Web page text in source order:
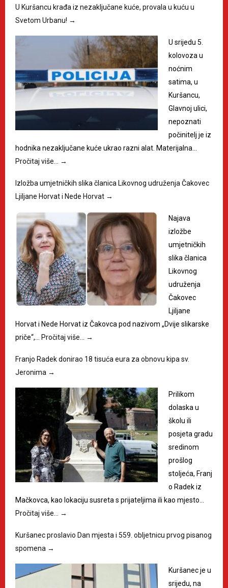
U Kuršancu krađa iz nezaključane kuće, provala u kuću u
Svetom Urbanu! →
U srijedu 5.
kolovoza u
noćnim
satima, u
Kuršancu,
Glavnoj ulici,
nepoznati
počinitelj je iz
hodnika nezaključane kuće ukrao razni alat. Materijalna…
Pročitaj više…
→
Izložba umjetničkih slika članica Likovnog udruženja Čakovec
Ljiljane Horvat i Nede Horvat →
Najava
izložbe
umjetničkih
slika članica
Likovnog
udruženja
Čakovec
Ljiljane
Horvat i Nede Horvat iz Čakovca pod nazivom „Dvije slikarske
priče“,…
Pročitaj više… →
Franjo Radek donirao 18 tisuća eura za obnovu kipa sv.
Jeronima →
Prilikom
dolaska u
školu ili
posjeta gradu
sredinom
prošlog
stoljeća, Franj
o Radek iz
Mačkovca, kao lokaciju susreta s prijateljima ili kao mjesto…
Pročitaj više…
→
Kuršanec proslavio Dan mjesta i 559. obljetnicu prvog pisanog
spomena →
Kuršanec je u
srijedu, na